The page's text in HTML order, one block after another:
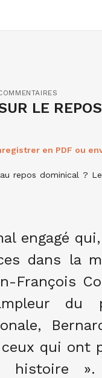
LE
en PDF ou
repos dominical ?
engagé
dans la
François
ceux qui ont
histoire